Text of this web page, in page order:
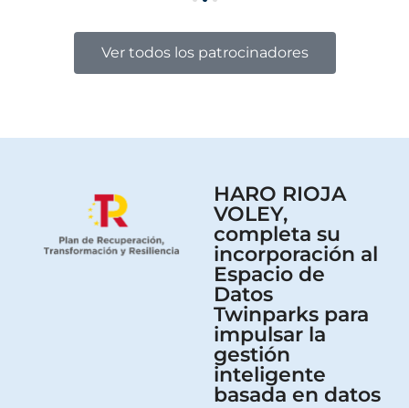
Ver todos los patrocinadores
HARO RIOJA
VOLEY,
completa su
incorporación al
Espacio de
Datos
Twinparks para
impulsar la
gestión
inteligente
basada en datos